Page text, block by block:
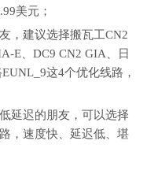
美元；
，建议选择搬瓦工CN2
E、DC9 CN2 GIA、日
这4个优化线路，
延迟的朋友，可以选择
，速度快、延迟低、堪